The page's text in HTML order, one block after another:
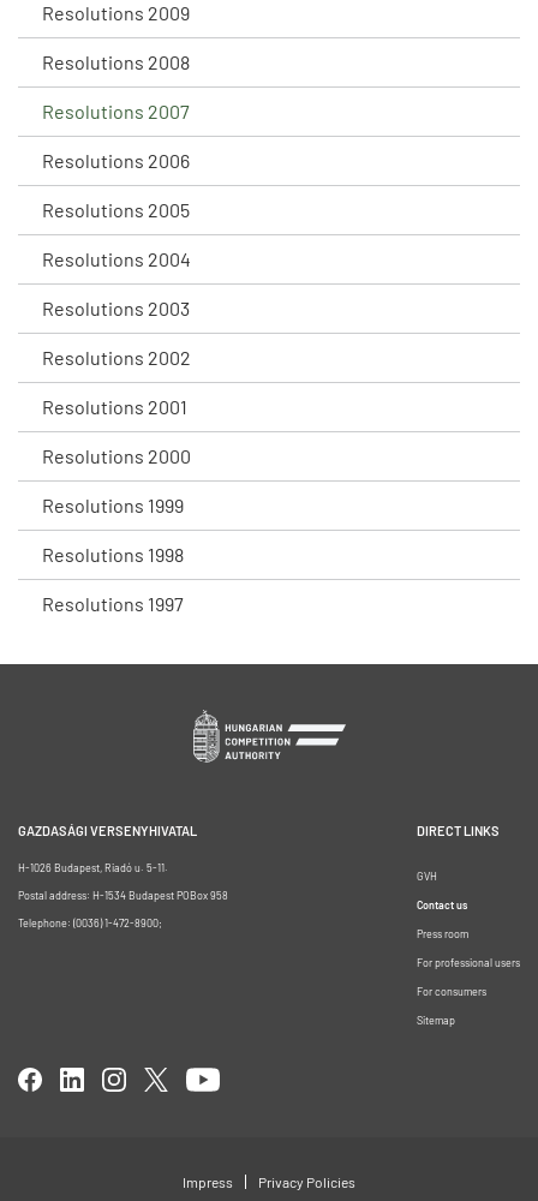
Resolutions 2009
Resolutions 2008
Resolutions 2007
Resolutions 2006
Resolutions 2005
Resolutions 2004
Resolutions 2003
Resolutions 2002
Resolutions 2001
Resolutions 2000
Resolutions 1999
Resolutions 1998
Resolutions 1997
GAZDASÁGI VERSENYHIVATAL
H-1026 Budapest, Riadó u. 5-11.
Postal address: H-1534 Budapest POBox 958
Telephone: (0036) 1-472-8900;
DIRECT LINKS
GVH
Contact us
Press room
For professional users
For consumers
Sitemap
Impress Privacy Policies